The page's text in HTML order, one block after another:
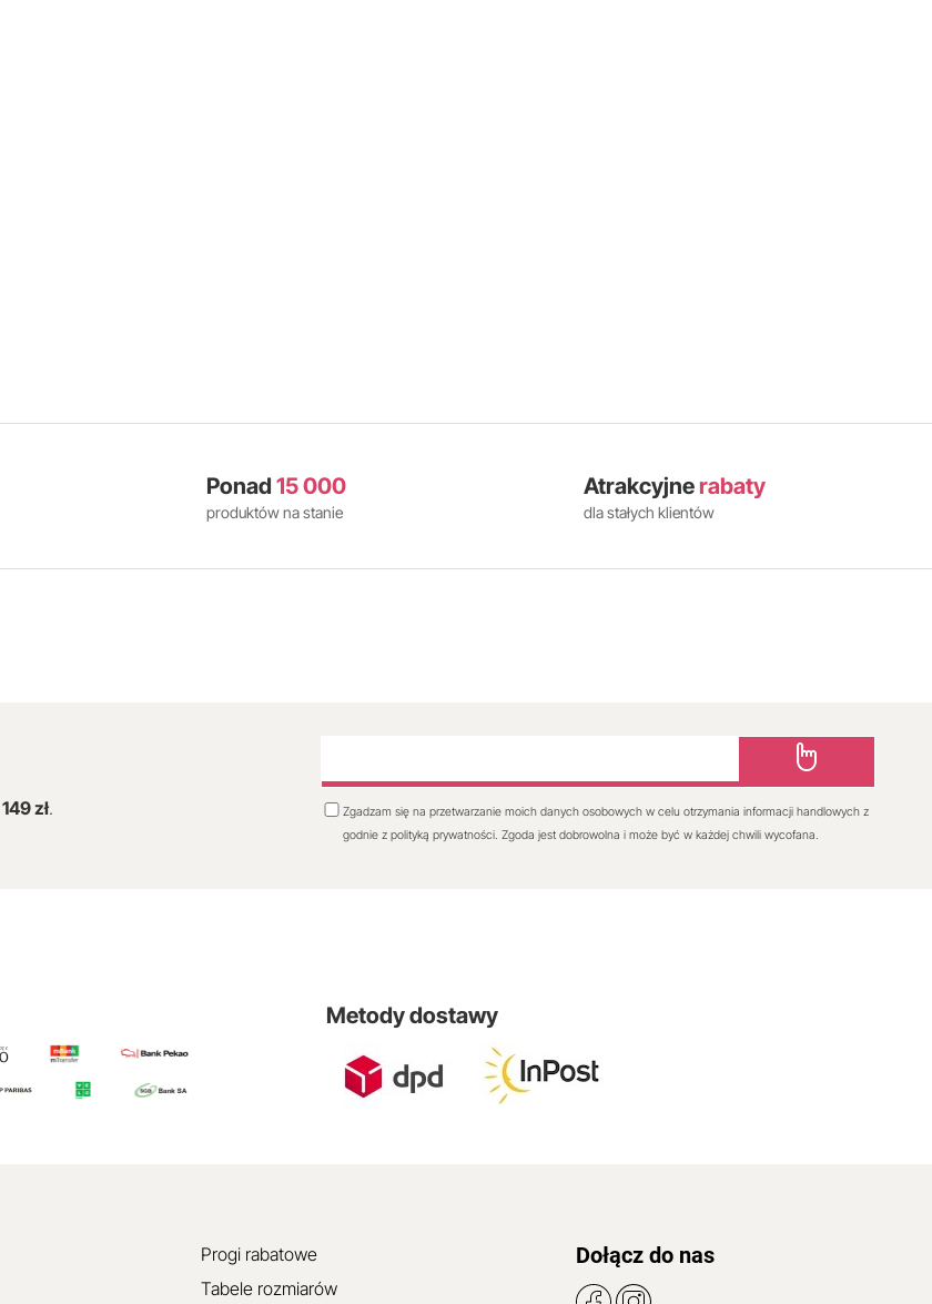
Ponad 15 000
produktów na stanie
Atrakcyjne rabaty
dla stałych klientów
149 zł.
Zgadzam się na przetwarzanie moich danych osobowych w celu otrzymania informacji handlowych z
godnie z polityką prywatności. Zgoda jest dobrowolna i może być w każdej chwili wycofana.
Metody dostawy
Progi rabatowe
Tabele rozmiarów
Dołącz do nas